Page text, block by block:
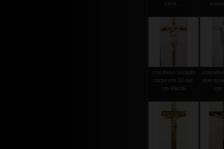
serie ...
crocifisso scolpito
corpo cm.30 nat.
cm.65x36
due